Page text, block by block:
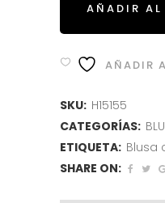
AÑADIR
AÑADIR
SKU: H15155
CATEGORÍAS:
ETIQUETA: Blusa
SHARE ON: